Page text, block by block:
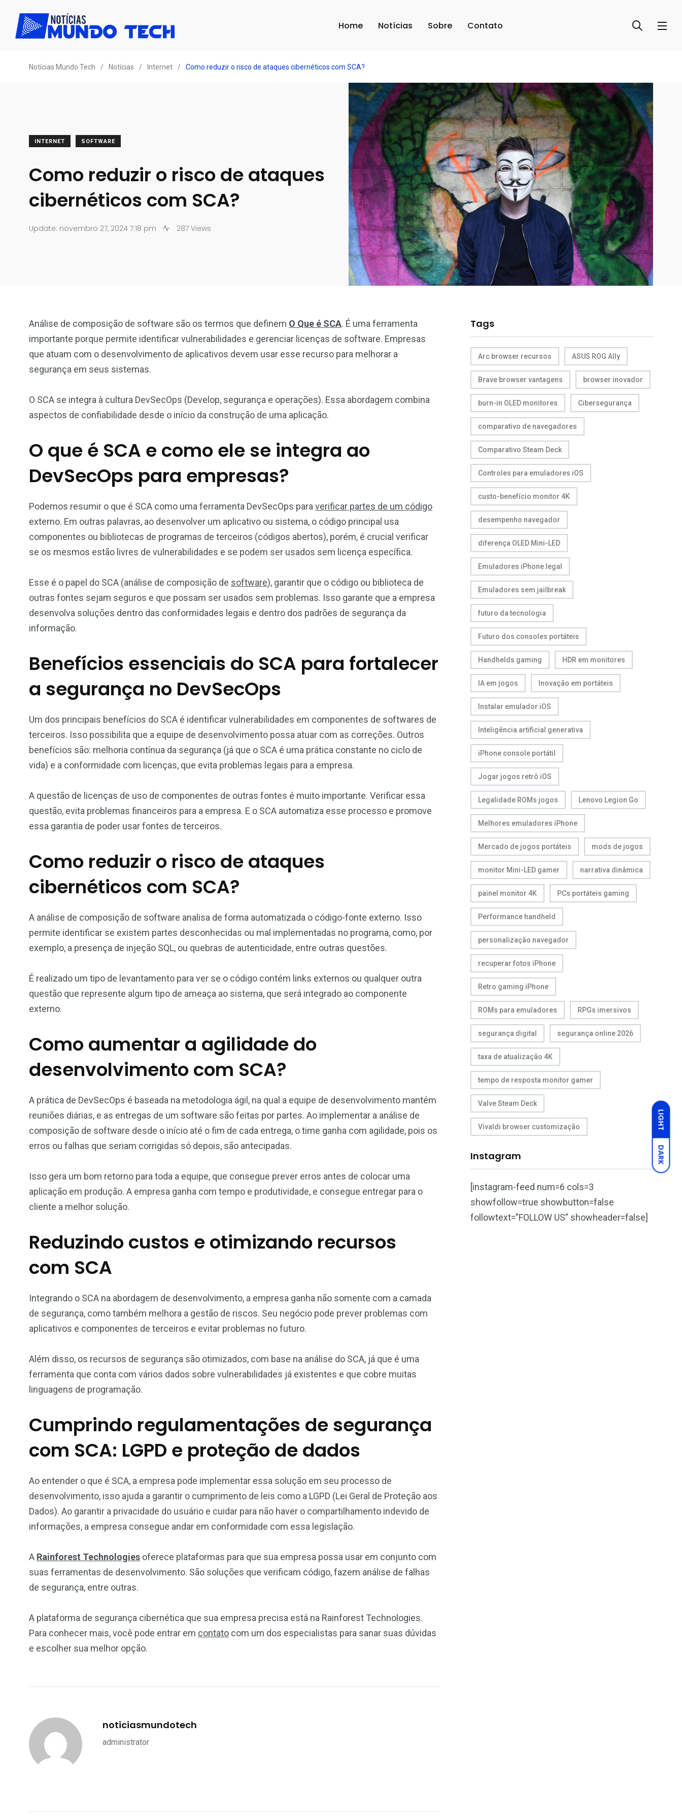
LIGHT
DARK
Home Notícias Sobre Contato
Notícias Mundo Tech / Notícias / Internet / Como reduzir o risco de ataques cibernéticos com SCA?
INTERNET SOFTWARE
Como reduzir o risco de ataques
cibernéticos com SCA?
Update: novembro 27, 2024 7:18 pm 287 Views
Análise de composição de software são os termos que definem O Que é SCA. É uma ferramenta
importante porque permite identificar vulnerabilidades e gerenciar licenças de software. Empresas
que atuam com o desenvolvimento de aplicativos devem usar esse recurso para melhorar a
segurança em seus sistemas.
O SCA se integra à cultura DevSecOps (Develop, segurança e operações). Essa abordagem combina
aspectos de confiabilidade desde o início da construção de uma aplicação.
O que é SCA e como ele se integra ao
DevSecOps para empresas?
Podemos resumir o que é SCA como uma ferramenta DevSecOps para verificar partes de um código
externo. Em outras palavras, ao desenvolver um aplicativo ou sistema, o código principal usa
componentes ou bibliotecas de programas de terceiros (códigos abertos), porém, é crucial verificar
se os mesmos estão livres de vulnerabilidades e se podem ser usados sem licença específica.
Esse é o papel do SCA (análise de composição de software), garantir que o código ou biblioteca de
outras fontes sejam seguros e que possam ser usados sem problemas. Isso garante que a empresa
desenvolva soluções dentro das conformidades legais e dentro dos padrões de segurança da
informação.
Benefícios essenciais do SCA para fortalecer
a segurança no DevSecOps
Um dos principais benefícios do SCA é identificar vulnerabilidades em componentes de softwares de
terceiros. Isso possibilita que a equipe de desenvolvimento possa atuar com as correções. Outros
benefícios são: melhoria contínua da segurança (já que o SCA é uma prática constante no ciclo de
vida) e a conformidade com licenças, que evita problemas legais para a empresa.
A questão de licenças de uso de componentes de outras fontes é muito importante. Verificar essa
questão, evita problemas financeiros para a empresa. E o SCA automatiza esse processo e promove
essa garantia de poder usar fontes de terceiros.
Como reduzir o risco de ataques
cibernéticos com SCA?
A análise de composição de software analisa de forma automatizada o código-fonte externo. Isso
permite identificar se existem partes desconhecidas ou mal implementadas no programa, como, por
exemplo, a presença de injeção SQL, ou quebras de autenticidade, entre outras questões.
É realizado um tipo de levantamento para ver se o código contém links externos ou qualquer outra
questão que represente algum tipo de ameaça ao sistema, que será integrado ao componente
externo.
Como aumentar a agilidade do
desenvolvimento com SCA?
A prática de DevSecOps é baseada na metodologia ágil, na qual a equipe de desenvolvimento mantém
reuniões diárias, e as entregas de um software são feitas por partes. Ao implementar a análise de
composição de software desde o início até o fim de cada entrega, o time ganha com agilidade, pois os
erros ou falhas que seriam corrigidas só depois, são antecipadas.
Isso gera um bom retorno para toda a equipe, que consegue prever erros antes de colocar uma
aplicação em produção. A empresa ganha com tempo e produtividade, e consegue entregar para o
cliente a melhor solução.
Reduzindo custos e otimizando recursos
com SCA
Integrando o SCA na abordagem de desenvolvimento, a empresa ganha não somente com a camada
de segurança, como também melhora a gestão de riscos. Seu negócio pode prever problemas com
aplicativos e componentes de terceiros e evitar problemas no futuro.
Além disso, os recursos de segurança são otimizados, com base na análise do SCA, já que é uma
ferramenta que conta com vários dados sobre vulnerabilidades já existentes e que cobre muitas
linguagens de programação.
Cumprindo regulamentações de segurança
com SCA: LGPD e proteção de dados
Ao entender o que é SCA, a empresa pode implementar essa solução em seu processo de
desenvolvimento, isso ajuda a garantir o cumprimento de leis como a LGPD (Lei Geral de Proteção aos
Dados). Ao garantir a privacidade do usuário e cuidar para não haver o compartilhamento indevido de
informações, a empresa consegue andar em conformidade com essa legislação.
A Rainforest Technologies oferece plataformas para que sua empresa possa usar em conjunto com
suas ferramentas de desenvolvimento. São soluções que verificam código, fazem análise de falhas
de segurança, entre outras.
A plataforma de segurança cibernética que sua empresa precisa está na Rainforest Technologies.
Para conhecer mais, você pode entrar em contato com um dos especialistas para sanar suas dúvidas
e escolher sua melhor opção.
noticiasmundotech
administrator
Tags
Arc browser recursos ASUS ROG Ally
Brave browser vantagens browser inovador
burn-in OLED monitores Cibersegurança
comparativo de navegadores
Comparativo Steam Deck
Controles para emuladores iOS
custo-benefício monitor 4K
desempenho navegador
diferença OLED Mini-LED
Emuladores iPhone legal
Emuladores sem jailbreak
futuro da tecnologia
Futuro dos consoles portáteis
Handhelds gaming HDR em monitores
IA em jogos Inovação em portáteis
Instalar emulador iOS
Inteligência artificial generativa
iPhone console portátil
Jogar jogos retrô iOS
Legalidade ROMs jogos Lenovo Legion Go
Melhores emuladores iPhone
Mercado de jogos portáteis mods de jogos
monitor Mini-LED gamer narrativa dinâmica
painel monitor 4K PCs portáteis gaming
Performance handheld
personalização navegador
recuperar fotos iPhone
Retro gaming iPhone
ROMs para emuladores RPGs imersivos
segurança digital segurança online 2026
taxa de atualização 4K
tempo de resposta monitor gamer
Valve Steam Deck
Vivaldi browser customização
Instagram
[instagram-feed num=6 cols=3
showfollow=true showbutton=false
followtext=”FOLLOW US” showheader=false]